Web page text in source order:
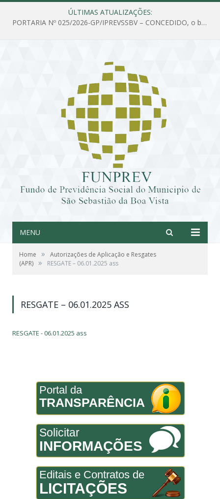
ÚLTIMAS ATUALIZAÇÕES:
PORTARIA Nº 025/2026-GP/IPREVSSBV – CONCEDIDO, o benefício de PENSÃO a MARIA ESTELA DOS SANTOS SOUZA
MENU
Home »
Autorizações de Aplicação e Resgates
(APR) » RESGATE – 06.01.2025 ass
RESGATE – 06.01.2025 ASS
RESGATE - 06.01.2025 ass
Portal da
TRANSPARÊNCIA
Solicitar
INFORMAÇÕES
Editais e Contratos de
LICITAÇÕES